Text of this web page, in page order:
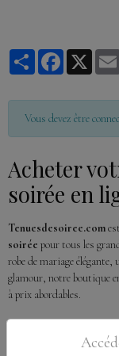
PartagerFacebook
X
Vous devez être
Acheter
soirée en
Tenuesdesoiree.com
soirée pour tous les
robe de mariage élégante,
glamour, notre boutique
à prix abordables.
Des marques